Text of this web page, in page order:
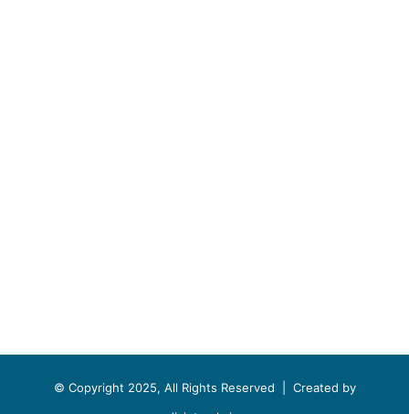
© Copyright 2025, All Rights Reserved | Created by